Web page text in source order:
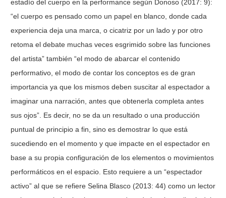
estadío del cuerpo en la performance según Donoso (2017: 9):
“el cuerpo es pensado como un papel en blanco, donde cada
experiencia deja una marca, o cicatriz por un lado y por otro
retoma el debate muchas veces esgrimido sobre las funciones
del artista” también “el modo de abarcar el contenido
performativo, el modo de contar los conceptos es de gran
importancia ya que los mismos deben suscitar al espectador a
imaginar una narración, antes que obtenerla completa antes
sus ojos”. Es decir, no se da un resultado o una producción
puntual de principio a fin, sino es demostrar lo que está
sucediendo en el momento y que impacte en el espectador en
base a su propia configuración de los elementos o movimientos
performáticos en el espacio. Esto requiere a un “espectador
activo” al que se refiere Selina Blasco (2013: 44) como un lector